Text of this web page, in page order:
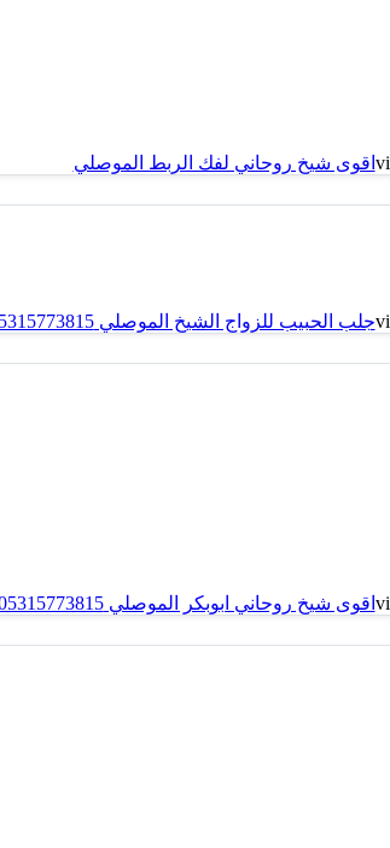
اقوى شيخ روحاني لفك الربط الموصلي
جلب الحبيب للزواج الشيخ الموصلي 00905315773815
اقوى شيخ روحاني ابوبكر الموصلي 00905315773815